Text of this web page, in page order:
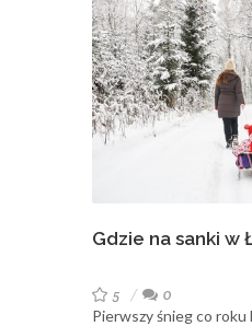
Gdzie na sanki w
5
0
Pierwszy śnieg co